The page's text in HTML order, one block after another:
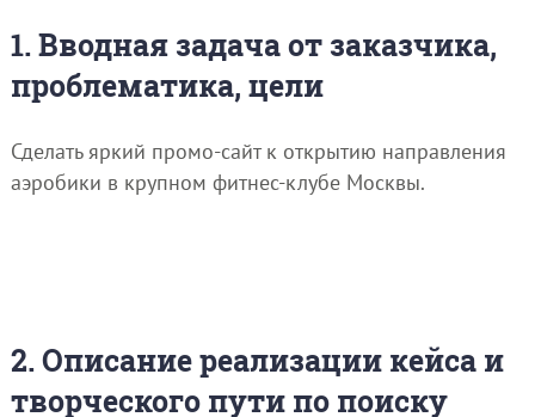
1. Вводная задача от заказчика,
проблематика, цели
Сделать яркий промо-сайт к открытию направления
аэробики в крупном фитнес-клубе Москвы.
2. Описание реализации кейса и
творческого пути по поиску